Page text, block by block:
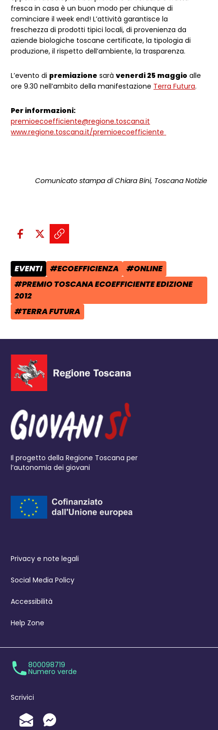
fresca in casa è un buon modo per chiunque di
cominciare il week end! L’attività garantisce la
freschezza di prodotti tipici locali, di provenienza da
aziende biologiche toscane certificate, la tipologia di
produzione, il rispetto dell’ambiente, la trasparenza.
L’evento di premiazione saràvenerdi 25 maggio alle
ore 9.30 nell’ambito della manifestazione Terra Futura.
Per informazioni:
premioecoefficiente@regione.toscana.it
www.regione.toscana.it/premioecoefficiente
Comunicato stampa di Chiara Bini, Toscana Notizie
Condividi sui social:
Condividi su Facebook - apre
Condividi su X - apre una
Copia il link e condividi -
CATEGORIA POST:
EVENTI TAG:
#ECOEFFICIENZA TAG:
#ONLINE
TAG:
#PREMIO TOSCANA ECOEFFICIENTE EDIZIONE
2012
TAG:
#TERRA FUTURA
Il progetto della Regione Toscana per
l’autonomia dei giovani
Privacy e note legali
Social Media Policy
Accessibilità
Help Zone
800098719
Numero verde
Scrivici